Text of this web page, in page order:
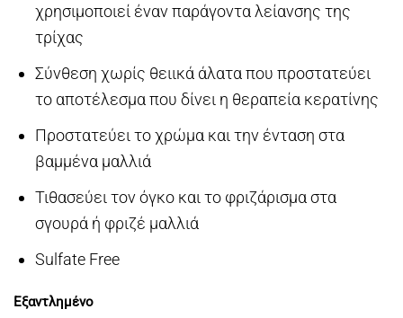
χρησιμοποιεί έναν παράγοντα λείανσης της
τρίχας
Σύνθεση χωρίς θειικά άλατα που προστατεύει
το αποτέλεσμα που δίνει η θεραπεία κερατίνης
Προστατεύει το χρώμα και την ένταση στα
βαμμένα μαλλιά
Τιθασεύει τον όγκο και το φριζάρισμα στα
σγουρά ή φριζέ μαλλιά
Sulfate Free
Εξαντλημένο